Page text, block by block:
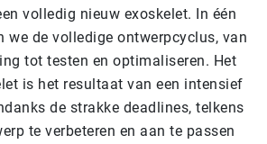
volledig nieuw exoskelet. In één
we de volledige ontwerpcyclus, van
tot testen en optimaliseren. Het
is het resultaat van een intensief
de strakke deadlines, telkens
te verbeteren en aan te passen